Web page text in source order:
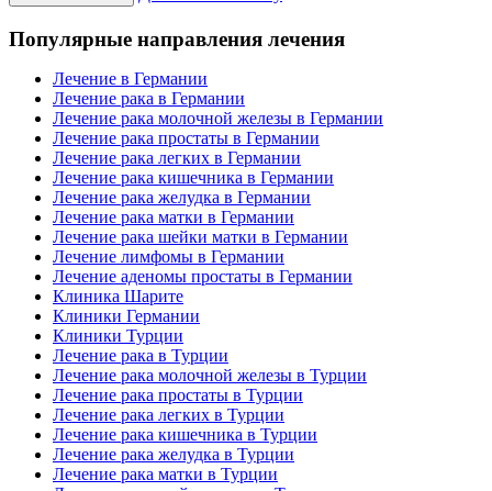
Популярные направления лечения
Лечение в Германии
Лечение рака в Германии
Лечение рака молочной железы в Германии
Лечение рака простаты в Германии
Лечение рака легких в Германии
Лечение рака кишечника в Германии
Лечение рака желудка в Германии
Лечение рака матки в Германии
Лечение рака шейки матки в Германии
Лечение лимфомы в Германии
Лечение аденомы простаты в Германии
Клиника Шарите
Клиники Германии
Клиники Турции
Лечение рака в Турции
Лечение рака молочной железы в Турции
Лечение рака простаты в Турции
Лечение рака легких в Турции
Лечение рака кишечника в Турции
Лечение рака желудка в Турции
Лечение рака матки в Турции